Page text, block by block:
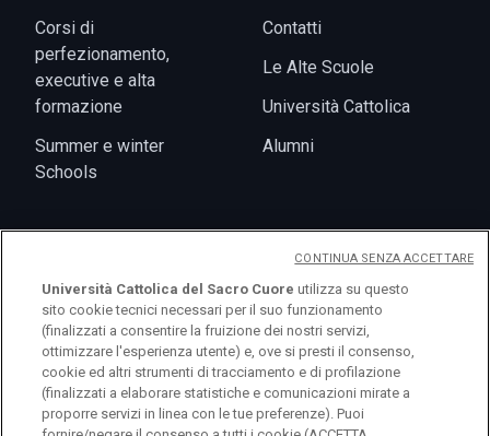
Corsi di
perfezionamento,
executive e alta
formazione
Summer e winter
Schools
Contatti
Le Alte Scuole
Università Cattolica
Alumni
Eventi
Università Cattolica del Sacro Cuore utilizza su questo
sito cookie tecnici necessari per il suo funzionamento
(finalizzati a consentire la fruizione dei nostri servizi,
ottimizzare l'esperienza utente) e, ove si presti il consenso,
cookie ed altri strumenti di tracciamento e di profilazione
(finalizzati a elaborare statistiche e comunicazioni mirate a
proporre servizi in linea con le tue preferenze). Puoi
CONTINUA SENZA ACCETTARE